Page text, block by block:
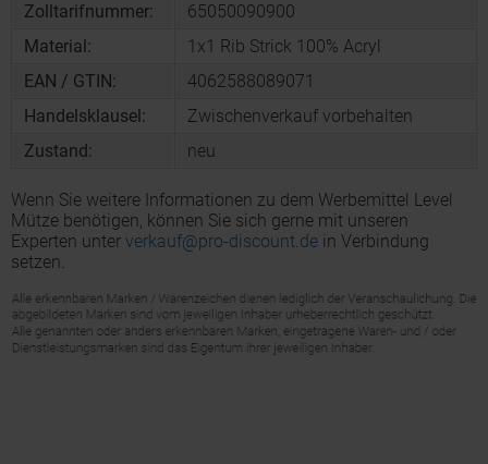
Zolltarifnummer:
65050090900
Material:
1x1 Rib Strick 100% Acryl
EAN / GTIN:
4062588089071
Handelsklausel:
Zwischenverkauf vorbehalten
Zustand:
neu
Wenn Sie weitere Informationen zu dem Werbemittel Level
Mütze benötigen, können Sie sich gerne mit unseren
Experten unter verkauf@pro-discount.de in Verbindung
setzen.